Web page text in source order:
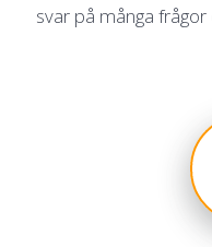
svar på många